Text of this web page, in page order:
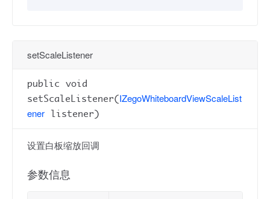
setScaleListener
public void
setScaleListener(IZegoWhiteboardViewScaleList
ener listener)
设置白板缩放回调
参数信息